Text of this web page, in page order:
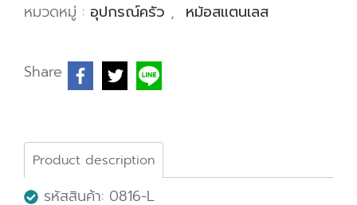
หมวดหมู่ : อุปกรณ์ครัว , หม้อสแตนเลส
Share
Product description
รหัสสินค้า: 0816-L